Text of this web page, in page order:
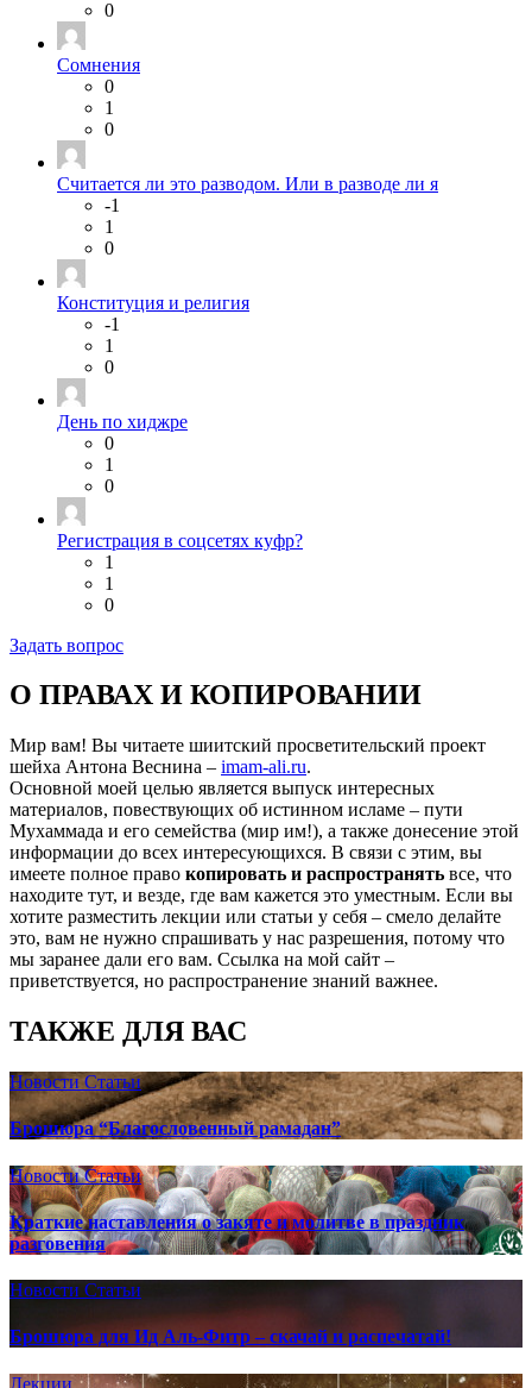
0
Сомнения
0
1
0
Считается ли это разводом. Или в разводе ли я
-1
1
0
Конституция и религия
-1
1
0
День по хиджре
0
1
0
Регистрация в соцсетях куфр?
1
1
0
Задать вопрос
О ПРАВАХ И КОПИРОВАНИИ
Мир вам! Вы читаете шиитский просветительский проект
шейха Антона Веснина – imam-ali.ru.
Основной моей целью является выпуск интересных
материалов, повествующих об истинном исламе – пути
Мухаммада и его семейства (мир им!), а также донесение этой
информации до всех интересующихся. В связи с этим, вы
имеете полное право копировать и распространять все, что
находите тут, и везде, где вам кажется это уместным. Если вы
хотите разместить лекции или статьи у себя – смело делайте
это, вам не нужно спрашивать у нас разрешения, потому что
мы заранее дали его вам. Ссылка на мой сайт –
приветствуется, но распространение знаний важнее.
ТАКЖЕ ДЛЯ ВАС
НовостиСтатьи
Брошюра “Благословенный рамадан”
НовостиСтатьи
Краткие наставления о закяте и молитве в праздник
разговения
Новости Статьи
Брошюра для Ид Аль-Фитр – скачай и распечатай!
Лекции